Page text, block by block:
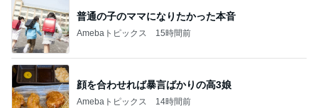
普通の子のママになりたかった本音
Amebaトピックス 15時間前
顔を合わせれば暴言ばかりの高3娘
Amebaトピックス 14時間前